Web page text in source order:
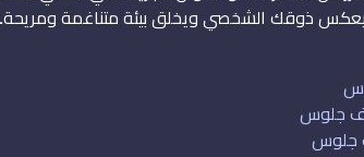
يعكس ذوقك الشخصي ويخلق بيئة متناغمة ومريحة.
جلوس
جلوس